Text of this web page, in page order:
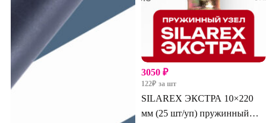
3050 ₽
122₽ за шт
SILAREX ЭКСТРА 10×220
мм (25 шт/уп) пружинный